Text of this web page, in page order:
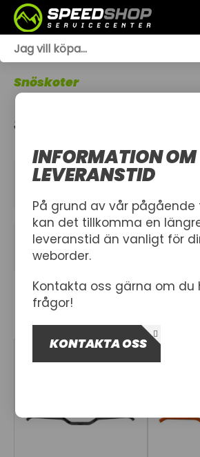
Snöskoter
STYREN
KATEGORIER
FILTER
INFORMATION OM
LEVERANSTID
På grund av vår
kan det tillkomma en
leveranstid än vanligt för
weborder.
Kontakta oss gärna om du
frågor!
KONTAKTA OSS